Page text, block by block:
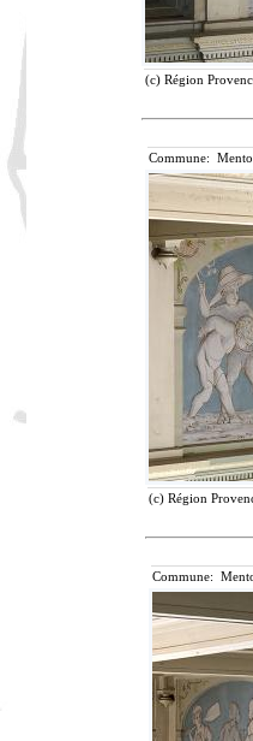
(c) Région
Commune:
(c) Région
Commune: